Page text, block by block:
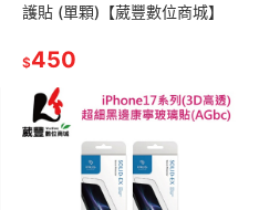
護貼 (單顆)【葳豐數位商城】
$450